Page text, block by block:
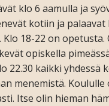
klo 6 aamulla ja
kotiin ja
18-22 on
opiskella
22.30 kaikki
menemistä. Koululle
Itse olin hieman